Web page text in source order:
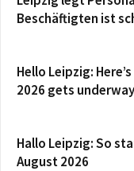
Beschäftigten ist
Hello Leipzig:
2026 gets underway
Hallo Leipzig: So
August 2026